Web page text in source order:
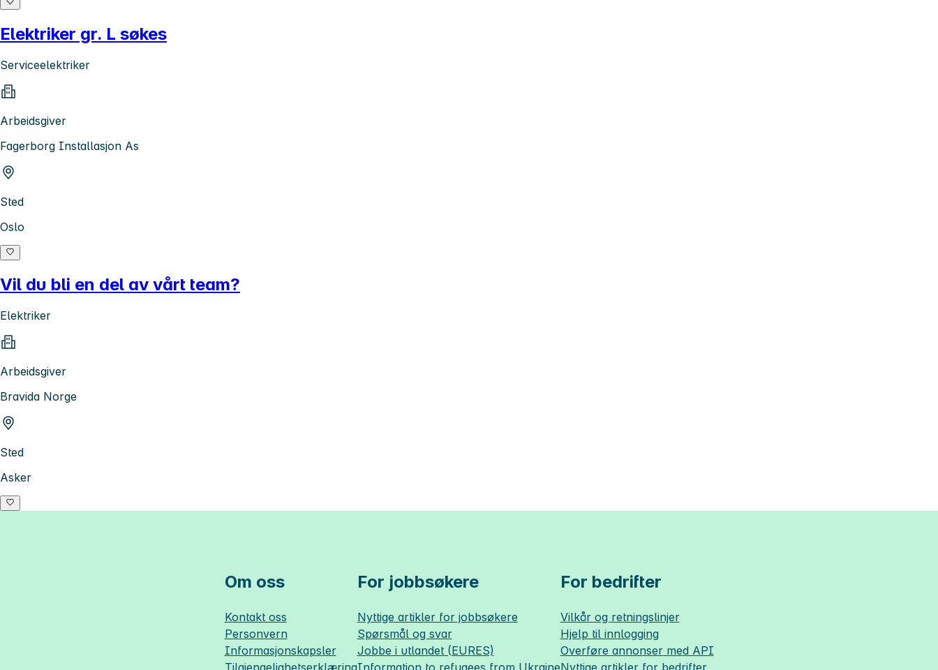
Elektriker gr. L søkes
Serviceelektriker
Arbeidsgiver
Fagerborg Installasjon As
Sted
Oslo
Vil du bli en del av vårt team?
Elektriker
Arbeidsgiver
Bravida Norge
Sted
Asker
Om oss
Kontakt oss
Personvern
Informasjonskapsler
Tilgjengelighetserklæring
For jobbsøkere
Nyttige artikler for jobbsøkere
Spørsmål og svar
Jobbe i utlandet (EURES)
Information to refugees from Ukraine
For bedrifter
Vilkår og retningslinjer
Hjelp til innlogging
Overføre annonser med API
Nyttige artikler for bedrifter